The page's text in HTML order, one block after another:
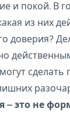
и покой. В
из них
доверия?
сделать
– это не